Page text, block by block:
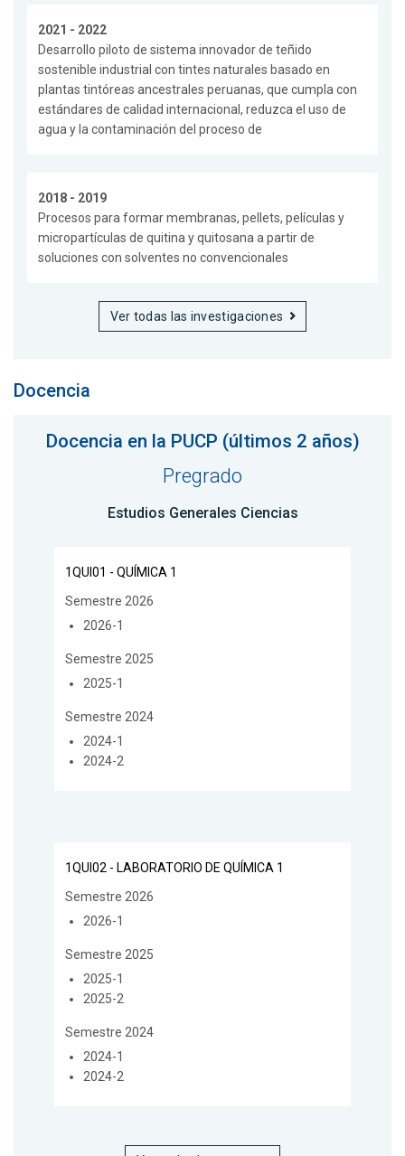
2021 - 2022
Desarrollo piloto de sistema innovador de teñido
sostenible industrial con tintes naturales basado en
plantas tintóreas ancestrales peruanas, que cumpla con
estándares de calidad internacional, reduzca el uso de
agua y la contaminación del proceso de
2018 - 2019
Procesos para formar membranas, pellets, películas y
micropartículas de quitina y quitosana a partir de
soluciones con solventes no convencionales
Ver todas las investigaciones
Docencia
Docencia en la PUCP (últimos 2 años)
Pregrado
Estudios Generales Ciencias
1QUI01 - QUÍMICA 1
Semestre 2026
2026-1
Semestre 2025
2025-1
Semestre 2024
2024-1
2024-2
1QUI02 - LABORATORIO DE QUÍMICA 1
Semestre 2026
2026-1
Semestre 2025
2025-1
2025-2
Semestre 2024
2024-1
2024-2